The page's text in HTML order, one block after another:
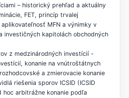
– historický prehľad a aktuálny
FET, princíp trvalej
MFN a výnimky v
investičných kapitolách obchodných
z medzinárodných investícií -
konanie na vnútroštátnych
a zmierovacie konanie
riešenia sporov ICSID (ICSID
arbitrážne konanie podľa